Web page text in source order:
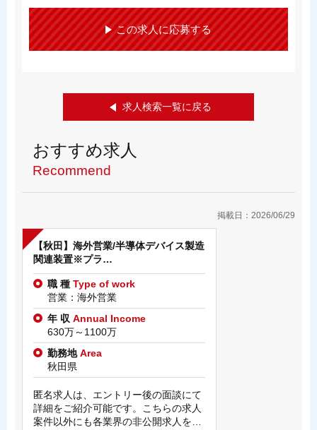
この求人に応募する
求人検索一覧に戻る
おすすめ求人
Recommend
掲載日：2026/06/29
【秋田】海外営業/半導体デバイス製造
関連装置※プラ…
職 種 Type of work
営業：海外営業
年 収 Annual Income
630万～1100万
勤務地Area
秋田県
匿名求人は、エントリー後の面談にて
詳細をご紹介可能です。こちらの求人
案件以外にも各業界の非公開求人を…